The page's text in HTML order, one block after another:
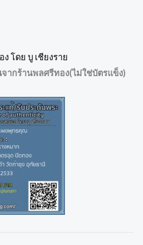
โดย บู เชียงราย
ากร้านพลศรีทอง(ไม่ใช่บัตรแข็ง)